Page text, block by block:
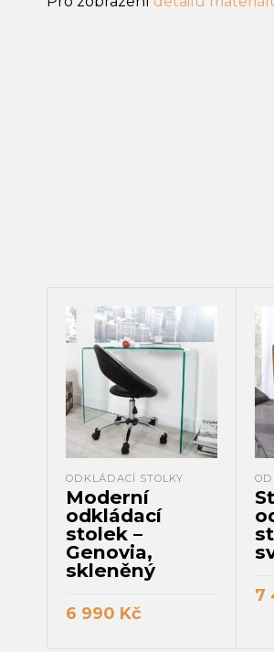
ODKLÁDACÍ STOLKY
Moderní
odkládací
stolek –
Genovia,
skleněný
6 990 Kč
7